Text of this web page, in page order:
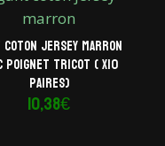
coton jersey marron
poignet tricot ( x10
paires)
10,38€